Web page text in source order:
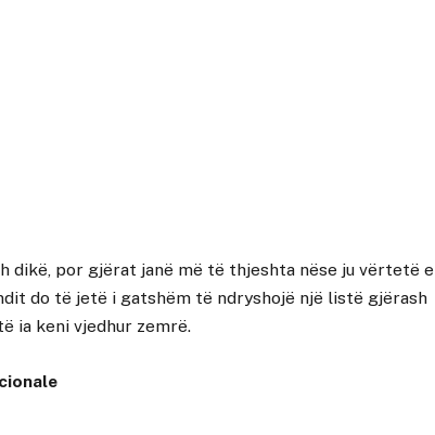
dikë, por gjërat janë më të thjeshta nëse ju vërtetë e
do të jetë i gatshëm të ndryshojë një listë gjërash
ia keni vjedhur zemrë.